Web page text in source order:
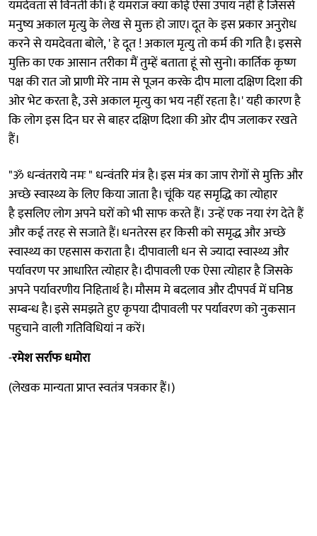
यमदेवता से विनती की। हे यमराज क्या कोई ऐसा उपाय नहीं है जिससे
मनुष्य अकाल मृत्यु के लेख से मुक्त हो जाए। दूत के इस प्रकार अनुरोध
करने से यमदेवता बोले, ' हे दूत ! अकाल मृत्यु तो कर्म की गति है। इससे
मुक्ति का एक आसान तरीका मैं तुम्हें बताता हूं सो सुनो। कार्तिक कृष्ण
पक्ष की रात जो प्राणी मेरे नाम से पूजन करके दीप माला दक्षिण दिशा की
ओर भेट करता है, उसे अकाल मृत्यु का भय नहीं रहता है।' यही कारण है
कि लोग इस दिन घर से बाहर दक्षिण दिशा की ओर दीप जलाकर रखते
हैं।
"ॐ धन्वंतराये नमः " धन्वंतरि मंत्र है। इस मंत्र का जाप रोगों से मुक्ति और
अच्छे स्वास्थ्य के लिए किया जाता है। चूंकि यह समृद्धि का त्योहार
है इसलिए लोग अपने घरों को भी साफ करते हैं। उन्हें एक नया रंग देते हैं
और कई तरह से सजाते हैं। धनतेरस हर किसी को समृद्ध और अच्छे
स्वास्थ्य का एहसास कराता है। दीपावाली धन से ज्यादा स्वास्थ्य और
पर्यावरण पर आधारित त्योहार है। दीपावली एक ऐसा त्योहार है जिसके
अपने पर्यावरणीय निहितार्थ है। मौसम मे बदलाव और दीपपर्व में घनिष्ठ
सम्बन्ध है। इसे समझते हुए कृपया दीपावली पर पर्यावरण को नुकसान
पहुचाने वाली गतिविधियां न करें।
-रमेश सर्राफ धमोरा
(लेखक मान्यता प्राप्त स्वतंत्र पत्रकार हैं।)